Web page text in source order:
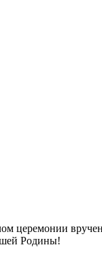
церемонии
Родины!